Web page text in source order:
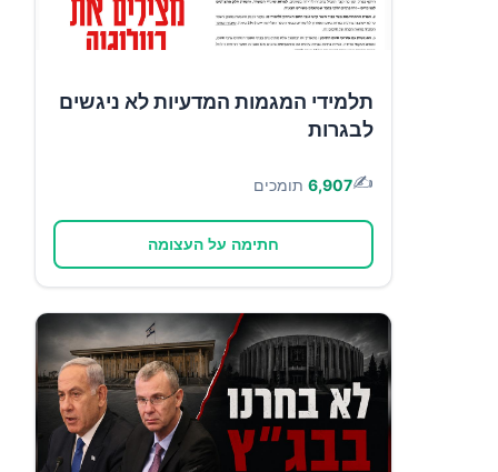
תלמידי המגמות המדעיות לא ניגשים
לבגרות
✍️
6,907 תומכים
חתימה על העצומה